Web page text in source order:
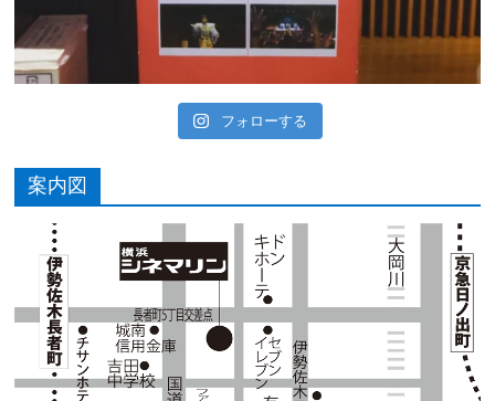
フォローする
案内図